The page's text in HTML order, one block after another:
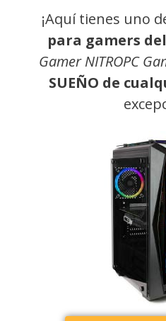
¡Aquí tienes uno
para gamers
Gamer NITROPC
SUEÑO de